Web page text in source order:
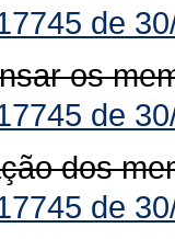
de
os
de
dos
de